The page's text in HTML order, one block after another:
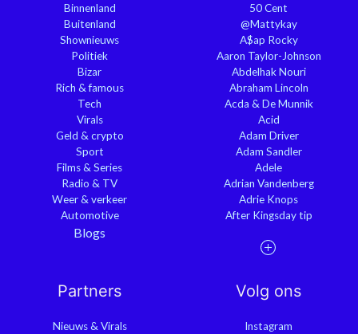
Binnenland
Buitenland
Shownieuws
Politiek
Bizar
Rich & famous
Tech
Virals
Geld & crypto
Sport
Films & Series
Radio & TV
Weer & verkeer
Automotive
Blogs
50 Cent
@Mattykay
A$ap Rocky
Aaron Taylor-Johnson
Abdelhak Nouri
Abraham Lincoln
Acda & De Munnik
Acid
Adam Driver
Adam Sandler
Adele
Adrian Vandenberg
Adrie Knops
After Kingsday tip
Partners
Nieuws & Virals
Volg ons
Instagram